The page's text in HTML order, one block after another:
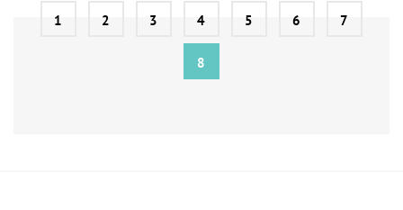
1 2 3 4 5 6 7
8